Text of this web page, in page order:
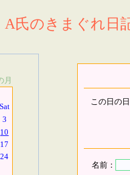
A氏のきまぐれ日
月
Sat
3
10
17
24
この日の
名前：